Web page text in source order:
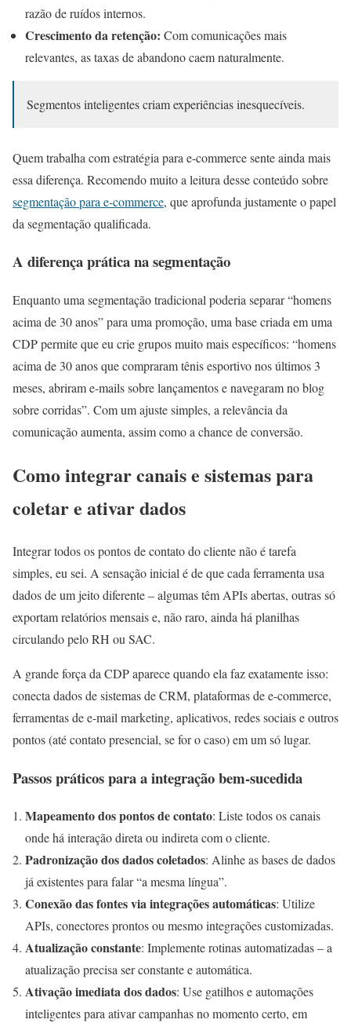
razão de ruídos internos.
Crescimento da retenção: Com comunicações mais
relevantes, as taxas de abandono caem naturalmente.
Segmentos inteligentes criam experiências inesquecíveis.
Quem trabalha com estratégia para e-commerce sente ainda mais
essa diferença. Recomendo muito a leitura desse conteúdo sobre
segmentação para e-commerce, que aprofunda justamente o papel
da segmentação qualificada.
A diferença prática na segmentação
Enquanto uma segmentação tradicional poderia separar “homens
acima de 30 anos” para uma promoção, uma base criada em uma
CDP permite que eu crie grupos muito mais específicos: “homens
acima de 30 anos que compraram tênis esportivo nos últimos 3
meses, abriram e-mails sobre lançamentos e navegaram no blog
sobre corridas”. Com um ajuste simples, a relevância da
comunicação aumenta, assim como a chance de conversão.
Como integrar canais e sistemas para
coletar e ativar dados
Integrar todos os pontos de contato do cliente não é tarefa
simples, eu sei. A sensação inicial é de que cada ferramenta usa
dados de um jeito diferente – algumas têm APIs abertas, outras só
exportam relatórios mensais e, não raro, ainda há planilhas
circulando pelo RH ou SAC.
A grande força da CDP aparece quando ela faz exatamente isso:
conecta dados de sistemas de CRM, plataformas de e-commerce,
ferramentas de e-mail marketing, aplicativos, redes sociais e outros
pontos (até contato presencial, se for o caso) em um só lugar.
Passos práticos para a integração bem-sucedida
Mapeamento dos pontos de contato: Liste todos os canais
onde há interação direta ou indireta com o cliente.
Padronização dos dados coletados: Alinhe as bases de dados
já existentes para falar “a mesma língua”.
Conexão das fontes via integrações automáticas: Utilize
APIs, conectores prontos ou mesmo integrações customizadas.
Atualização constante: Implemente rotinas automatizadas – a
atualização precisa ser constante e automática.
Ativação imediata dos dados: Use gatilhos e automações
inteligentes para ativar campanhas no momento certo, em